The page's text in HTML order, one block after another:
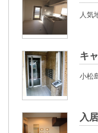
人気
キ
小松
入